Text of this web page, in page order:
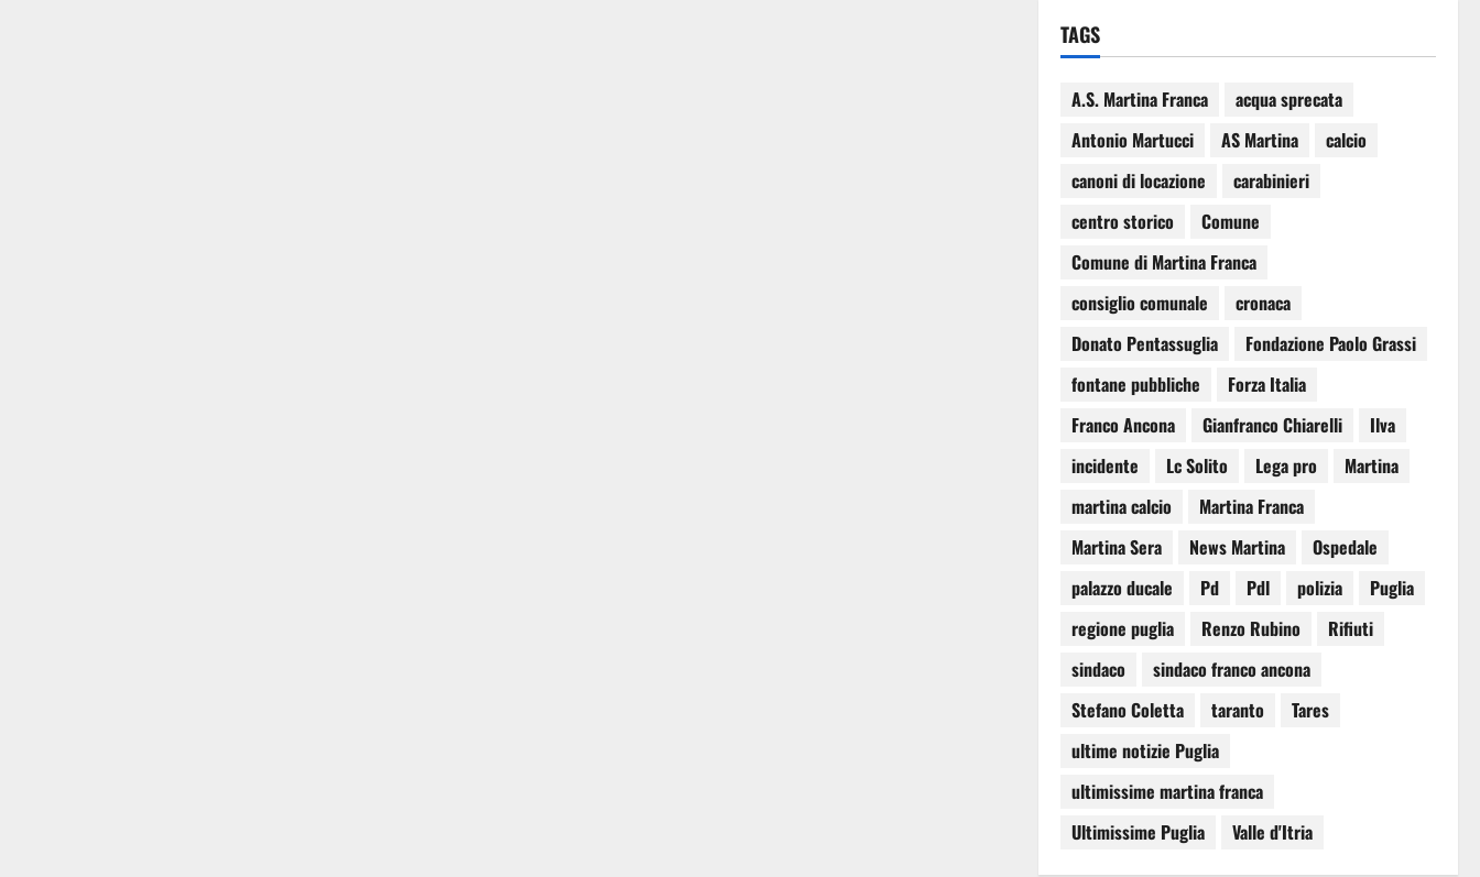
TAGS
A.S. Martina Franca
acqua sprecata
Antonio Martucci
AS Martina
calcio
canoni di locazione
carabinieri
centro storico
Comune
Comune di Martina Franca
consiglio comunale
cronaca
Donato Pentassuglia
Fondazione Paolo Grassi
fontane pubbliche
Forza Italia
Franco Ancona
Gianfranco Chiarelli
Ilva
incidente
Lc Solito Lega pro
Martina
martina calcio
Martina Franca
Martina Sera
News Martina
Ospedale
palazzo ducale
Pd Pdl polizia
Puglia
regione puglia
Renzo Rubino
Rifiuti
sindaco
sindaco franco ancona
Stefano Coletta
taranto
Tares
ultime notizie Puglia
ultimissime martina franca
Ultimissime Puglia
Valle d'Itria